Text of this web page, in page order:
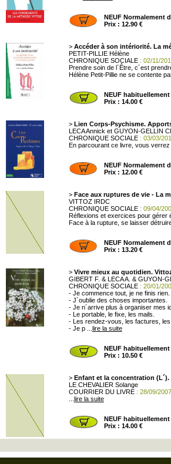
NEUF Normalement
Prix : 12.90 €
> Accéder à son intériorité. La
PETIT-PILLIE Hélène
CHRONIQUE SOCIALE: 02/11/
Prendre soin de l´Être, c´est
Hélène Petit-Pillie ne se contente
NEUF
Prix : 14.00 €
> Lien Corps-Psychisme.
LECA Annick et GUYON-GELLIN
CHRONIQUE SOCIALE: 03/03/
En parcourant ce livre, vous verrez
NEUF Normalement
Prix : 12.00 €
> Face aux ruptures de vie - La
VITTOZ IRDC
CHRONIQUE SOCIALE: 09/04/
Réflexions et exercices pour gérer
Face à la rupture, se laisser
NEUF Normalement
Prix : 13.20 €
> Vivre mieux au quotidien.
GIBERT F. & LECA A. & GUYON-
CHRONIQUE SOCIALE: 20/01/
- Je commence tout, je ne finis rien.
- J´oublie des choses importantes.
- Je n´arrive plus à organiser mes
- Le portable, le fixe, les mails.
- Les rendez-vous, les factures, les
- Je p ... lire la suite
NEUF
Prix : 10.50 €
> Enfant et la concentration
LE CHEVALIER Solange
COURRIER DU LIVRE: 28/09/2007
lire la suite
NEUF
Prix : 14.00 €